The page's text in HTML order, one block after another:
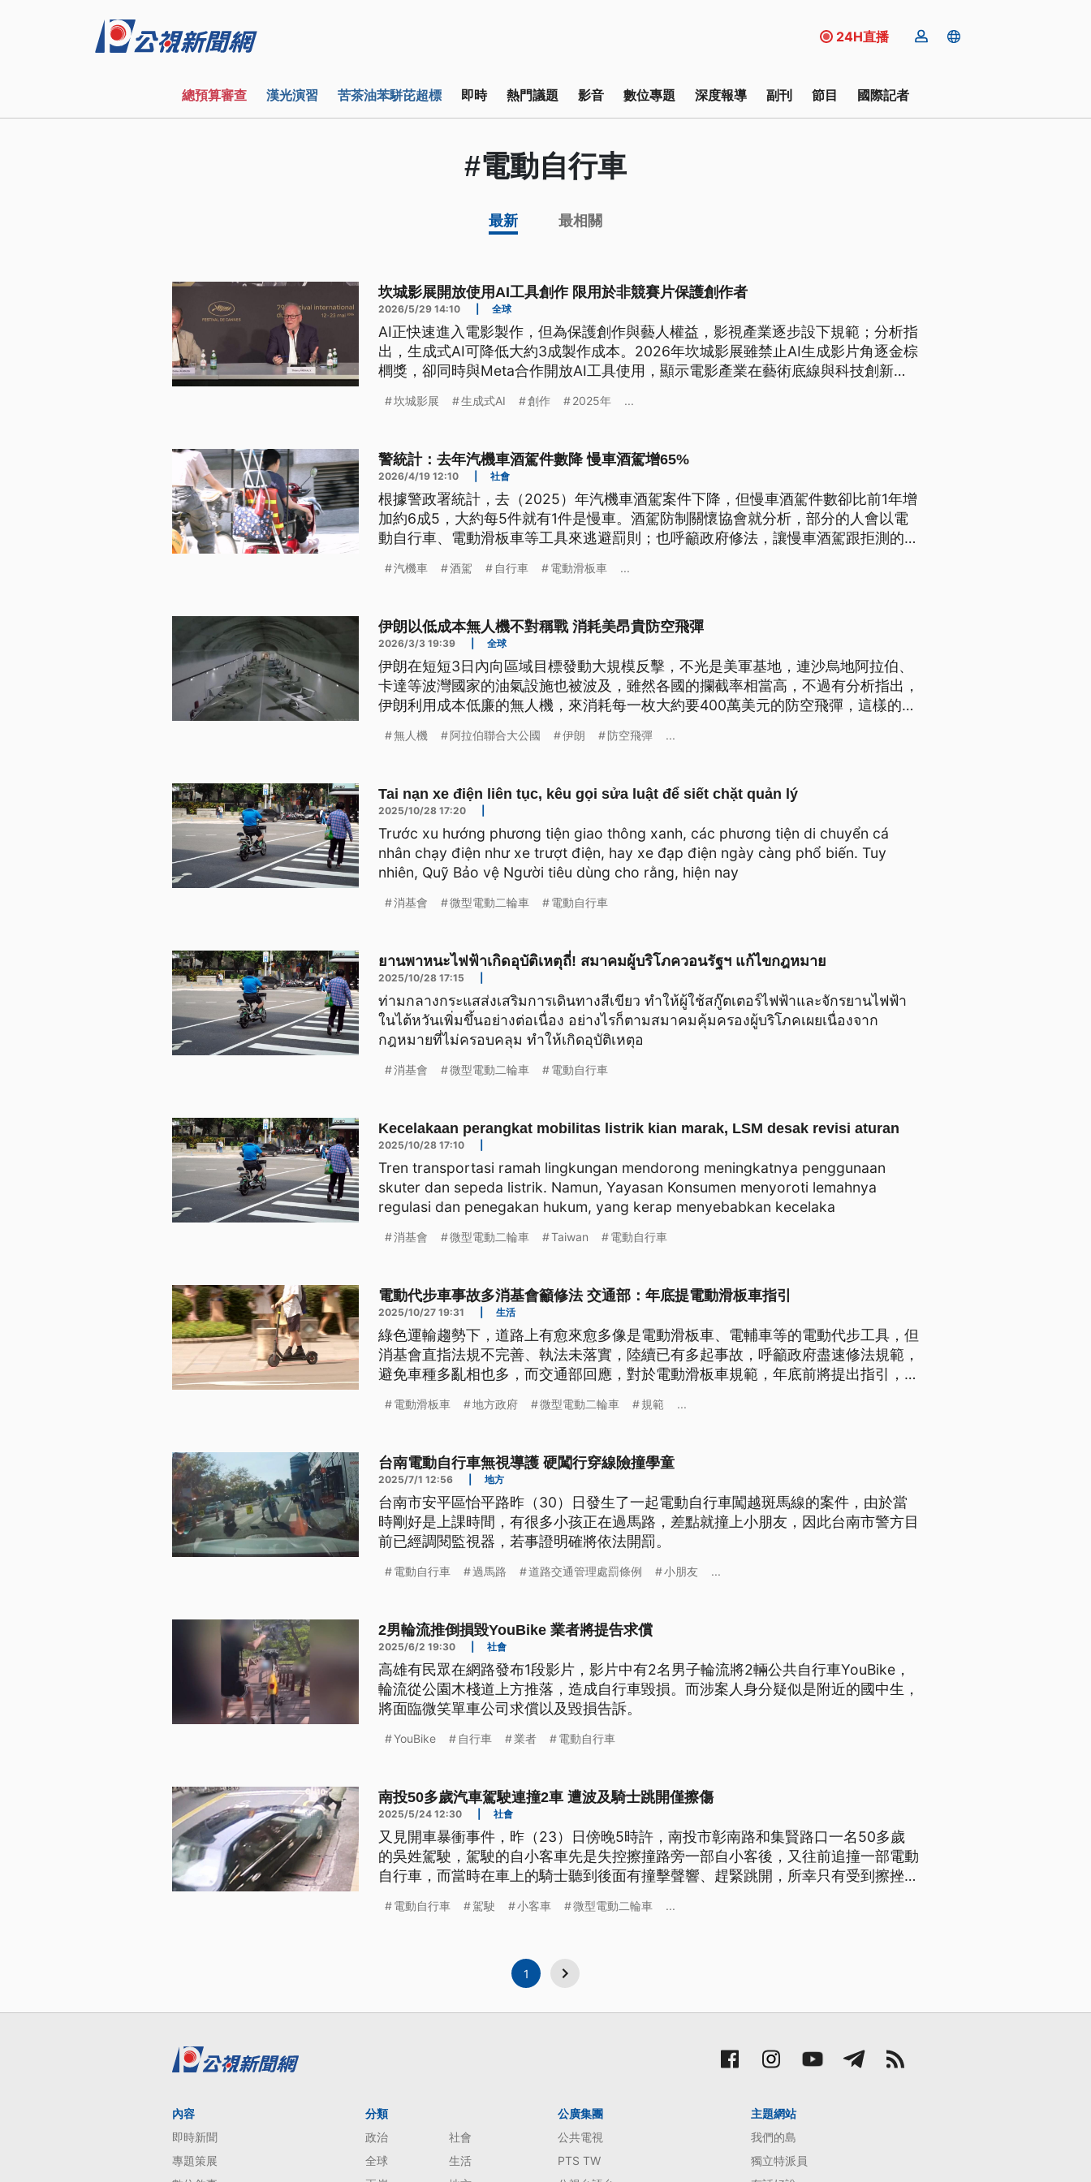
24H直播
總預算審查 漢光演習 苦茶油苯駢芘超標 即時 熱門議題 影音 數位專題 深度報導 副刊 節目 國際記者
#電動自行車
最新 最相關
坎城影展開放使用AI工具創作 限用於非競賽片保護創作者
2026/5/29 14:10 全球
AI正快速進入電影製作，但為保護創作與藝人權益，影視產業逐步設下規範；分析指
出，生成式AI可降低大約3成製作成本。2026年坎城影展雖禁止AI生成影片角逐金棕
櫚獎，卻同時與Meta合作開放AI工具使用，顯示電影產業在藝術底線與科技創新間
坎城影展 生成式AI 創作 2025年 ...
警統計：去年汽機車酒駕件數降 慢車酒駕增65%
2026/4/19 12:10 社會
根據警政署統計，去（2025）年汽機車酒駕案件下降，但慢車酒駕件數卻比前1年增
加約6成5，大約每5件就有1件是慢車。酒駕防制關懷協會就分析，部分的人會以電
動自行車、電動滑板車等工具來逃避罰則；也呼籲政府修法，讓慢車酒駕跟拒測的罰
汽機車 酒駕 自行車 電動滑板車 ...
伊朗以低成本無人機不對稱戰 消耗美昂貴防空飛彈
2026/3/3 19:39 全球
伊朗在短短3日內向區域目標發動大規模反擊，不光是美軍基地，連沙烏地阿拉伯、
卡達等波灣國家的油氣設施也被波及，雖然各國的攔截率相當高，不過有分析指出，
伊朗利用成本低廉的無人機，來消耗每一枚大約要400萬美元的防空飛彈，這樣的不
無人機 阿拉伯聯合大公國 伊朗 防空飛彈 ...
Tai nạn xe điện liên tục, kêu gọi sửa luật để siết chặt quản lý
2025/10/28 17:20
Trước xu hướng phương tiện giao thông xanh, các phương tiện di chuyển cá
nhân chạy điện như xe trượt điện, hay xe đạp điện ngày càng phổ biến. Tuy
nhiên, Quỹ Bảo vệ Người tiêu dùng cho rằng, hiện nay
消基會 微型電動二輪車 電動自行車
ยานพาหนะไฟฟ้าเกิดอุบัติเหตุถี่! สมาคมผู้บริโภควอนรัฐฯ แก้ไขกฎหมาย
2025/10/28 17:15
ท่ามกลางกระแสส่งเสริมการเดินทางสีเขียว ทำให้ผู้ใช้สกู๊ตเตอร์ไฟฟ้าและจักรยานไฟฟ้า
ในไต้หวันเพิ่มขึ้นอย่างต่อเนื่อง อย่างไรก็ตามสมาคมคุ้มครองผู้บริโภคเผยเนื่องจาก
กฎหมายที่ไม่ครอบคลุม ทำให้เกิดอุบัติเหตุอ
消基會 微型電動二輪車 電動自行車
Kecelakaan perangkat mobilitas listrik kian marak, LSM desak revisi aturan
2025/10/28 17:10
Tren transportasi ramah lingkungan mendorong meningkatnya penggunaan
skuter dan sepeda listrik. Namun, Yayasan Konsumen menyoroti lemahnya
regulasi dan penegakan hukum, yang kerap menyebabkan kecelaka
消基會 微型電動二輪車 Taiwan 電動自行車
電動代步車事故多消基會籲修法 交通部：年底提電動滑板車指引
2025/10/27 19:31 生活
綠色運輸趨勢下，道路上有愈來愈多像是電動滑板車、電輔車等的電動代步工具，但
消基會直指法規不完善、執法未落實，陸續已有多起事故，呼籲政府盡速修法規範，
避免車種多亂相也多，而交通部回應，對於電動滑板車規範，年底前將提出指引，讓
電動滑板車 地方政府 微型電動二輪車 規範 ...
台南電動自行車無視導護 硬闖行穿線險撞學童
2025/7/1 12:56 地方
台南市安平區怡平路昨（30）日發生了一起電動自行車闖越斑馬線的案件，由於當
時剛好是上課時間，有很多小孩正在過馬路，差點就撞上小朋友，因此台南市警方目
前已經調閱監視器，若事證明確將依法開罰。
電動自行車 過馬路 道路交通管理處罰條例 小朋友 ...
2男輪流推倒損毀YouBike 業者將提告求償
2025/6/2 19:30 社會
高雄有民眾在網路發布1段影片，影片中有2名男子輪流將2輛公共自行車YouBike，
輪流從公園木棧道上方推落，造成自行車毀損。而涉案人身分疑似是附近的國中生，
將面臨微笑單車公司求償以及毀損告訴。
YouBike 自行車 業者 電動自行車
南投50多歲汽車駕駛連撞2車 遭波及騎士跳開僅擦傷
2025/5/24 12:30 社會
又見開車暴衝事件，昨（23）日傍晚5時許，南投市彰南路和集賢路口一名50多歲
的吳姓駕駛，駕駛的自小客車先是失控擦撞路旁一部自小客後，又往前追撞一部電動
自行車，而當時在車上的騎士聽到後面有撞擊聲響、趕緊跳開，所幸只有受到擦挫
電動自行車 駕駛 小客車 微型電動二輪車 ...
1
內容
即時新聞
專題策展
分類
政治
社會
全球
生活
公廣集團
公共電視
PTS TW
主題網站
我們的島
獨立特派員